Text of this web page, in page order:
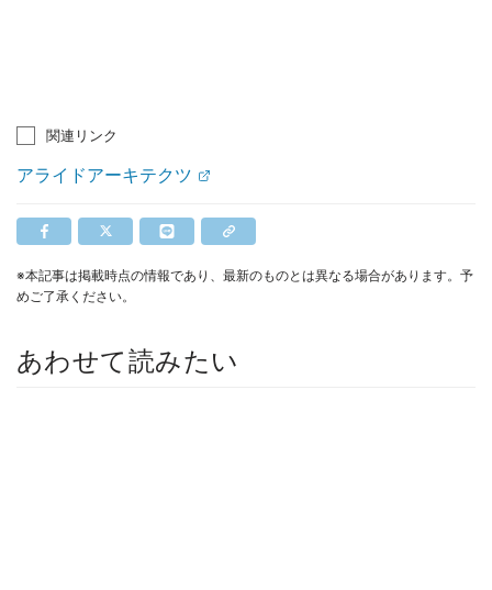
関連リンク
アライドアーキテクツ
※本記事は掲載時点の情報であり、最新のものとは異なる場合があります。予
めご了承ください。
あわせて読みたい